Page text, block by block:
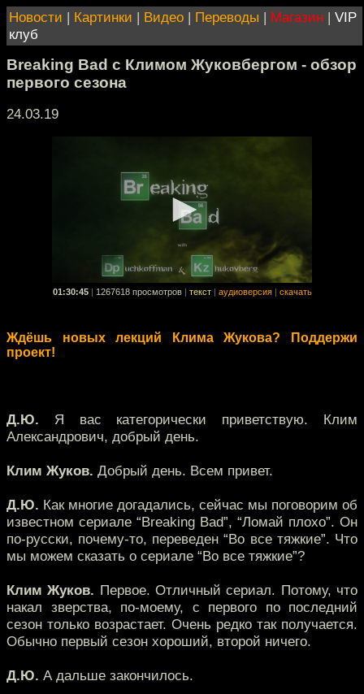
Новости | Картинки | Видео | Переводы | Магазин | VIP
клуб
Breaking Bad с Климом Жуковбергом - обзор
первого сезона
24.03.19
01:30:45 1267618 просмотров текст аудиоверсия скачать
Ждёшь новых лекций Клима Жукова? Поддержи
проект!
Д.Ю. Я вас категорически приветствую. Клим
Александрович, добрый день.
Клим Жуков. Добрый день. Всем привет.
Д.Ю. Как многие догадались, сейчас мы поговорим об
известном сериале “Breaking Bad”, “Ломай плохо”. Он
по-русски, почему-то, переведен “Во все тяжкие”. Что
мы можем сказать о сериале “Во все тяжкие”?
Клим Жуков. Первое. Отличный сериал. Потому, что
накал зверства, по-моему, с первого по последний
сезон только возрастает. Очень редко так получается.
Обычно первый сезон хороший, второй ничего.
Д.Ю. А дальше закончилось.